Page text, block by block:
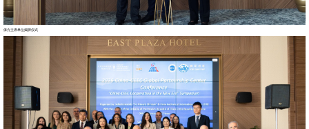
保方主席单位揭牌仪式